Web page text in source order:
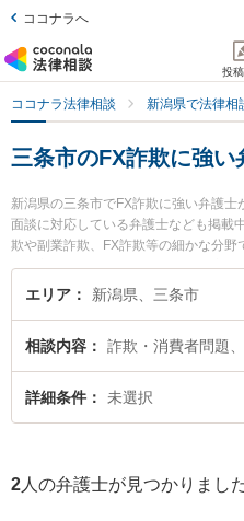
ココナラへ
投
ココナラ法律相談 新潟県で法律相
三条市のFX詐欺に強い
新潟県の三条市でFX詐欺に強い弁護
面談に対応している弁護士なども掲載
欺や副業詐欺、FX詐欺等の細かな分
坂上富男法律税理事務所の江澤 和彦
三条事務所の海津 諭弁護士のプロフ
索したい』『初回相談無料でFX詐欺
予約したい』などでお困りの相談者さ
エリア 新潟県、三条市
相談内容 詐欺・消費者問題
詳細条件 未選択
2 人の弁護士が見つかりまし